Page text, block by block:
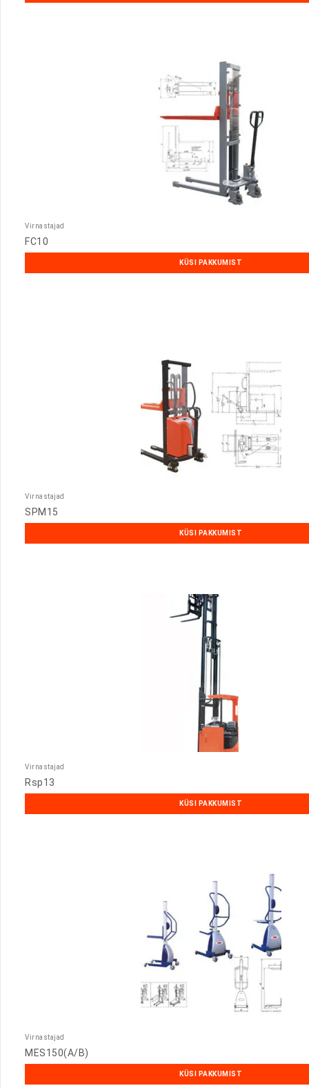
Virnastajad
FC10
KÜSI PAKKUMIST
Virnastajad
SPM15
KÜSI PAKKUMIST
Virnastajad
Rsp13
KÜSI PAKKUMIST
Virnastajad
MES150(A/B)
KÜSI PAKKUMIST